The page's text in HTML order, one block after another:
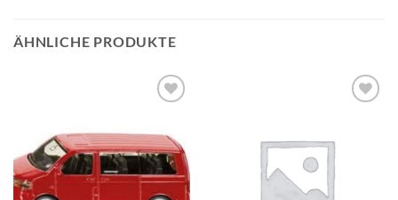
ÄHNLICHE PRODUKTE